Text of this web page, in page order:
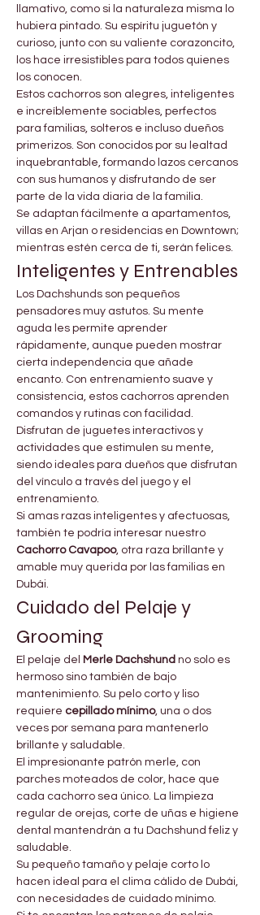
llamativo, como si la naturaleza misma lo
hubiera pintado. Su espíritu juguetón y
curioso, junto con su valiente corazoncito,
los hace irresistibles para todos quienes
los conocen.
Estos cachorros son alegres, inteligentes
e increíblemente sociables, perfectos
para familias, solteros e incluso dueños
primerizos. Son conocidos por su lealtad
inquebrantable, formando lazos cercanos
con sus humanos y disfrutando de ser
parte de la vida diaria de la familia.
Se adaptan fácilmente a apartamentos,
villas en Arjan o residencias en Downtown;
mientras estén cerca de ti, serán felices.
Inteligentes y Entrenables
Los Dachshunds son pequeños
pensadores muy astutos. Su mente
aguda les permite aprender
rápidamente, aunque pueden mostrar
cierta independencia que añade
encanto. Con entrenamiento suave y
consistencia, estos cachorros aprenden
comandos y rutinas con facilidad.
Disfrutan de juguetes interactivos y
actividades que estimulen su mente,
siendo ideales para dueños que disfrutan
del vínculo a través del juego y el
entrenamiento.
Si amas razas inteligentes y afectuosas,
también te podría interesar nuestro
Cachorro Cavapoo, otra raza brillante y
amable muy querida por las familias en
Dubái.
Cuidado del Pelaje y
Grooming
El pelaje del Merle Dachshund no solo es
hermoso sino también de bajo
mantenimiento. Su pelo corto y liso
requiere cepillado mínimo, una o dos
veces por semana para mantenerlo
brillante y saludable.
El impresionante patrón merle, con
parches moteados de color, hace que
cada cachorro sea único. La limpieza
regular de orejas, corte de uñas e higiene
dental mantendrán a tu Dachshund feliz y
saludable.
Su pequeño tamaño y pelaje corto lo
hacen ideal para el clima cálido de Dubái,
con necesidades de cuidado mínimo.